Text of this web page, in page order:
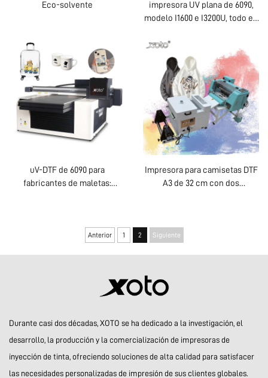
Eco-solvente
impresora UV plana de 6090,
modelo I1600 e I3200U, todo en
rollo, con pegamento
instantáneo de 8 colores y
película AB, máquina 6090
uV-DTF de 6090 para
fabricantes de maletas:
completo 6090
Impresora para camisetas DTF
A3 de 32 cm con dos
Anterior 1 2 Siguiente
Durante casi dos décadas, XOTO se ha dedicado a la investigación, el
desarrollo, la producción y la comercialización de impresoras de
inyección de tinta, ofreciendo soluciones de alta calidad para satisfacer
las necesidades personalizadas de impresión de sus clientes globales.